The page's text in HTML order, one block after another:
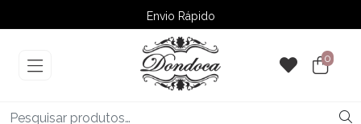
Envio Rápido
➚ Ofertas– Até 60% OFF
0